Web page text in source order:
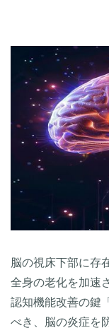
脳の視床下部に存
全身の老化を加速
認知機能改善の鍵
べき、脳の炎症を